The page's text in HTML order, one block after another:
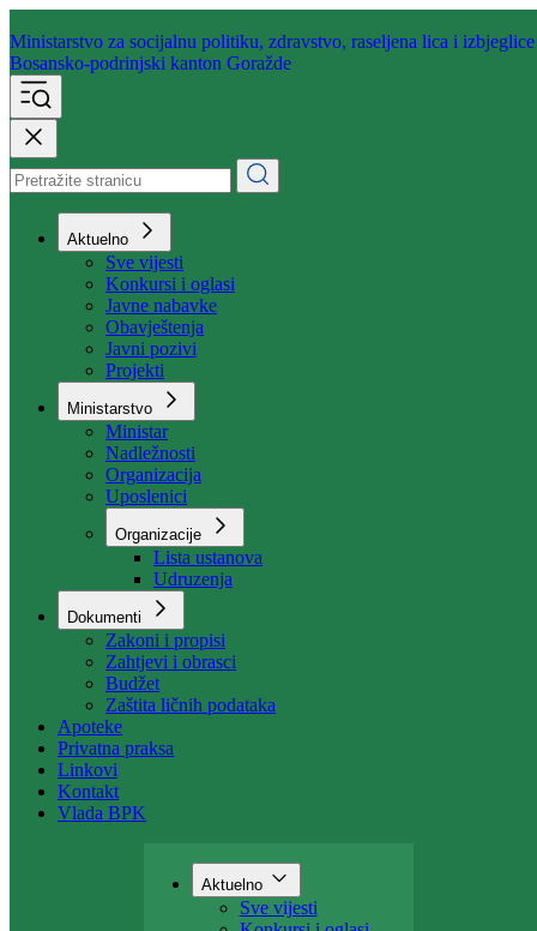
Ministarstvo za socijalnu politiku,
Bosansko-podrinjski kanton Goražde
Aktuelno
Sve vijesti
Konkursi i oglasi
Javne nabavke
Obavještenja
Javni pozivi
Projekti
Ministarstvo
Ministar
Organizacija
Uposlenici
Organizacije
Lista ustanova
Udruzenja
Dokumenti
Zakoni i propisi
Zahtjevi i obrasci
Budžet
Zaštita ličnih podataka
Apoteke
Privatna praksa